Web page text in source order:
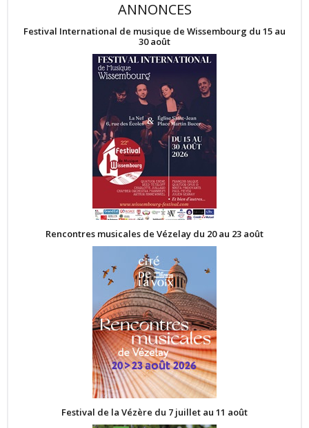
ANNONCES
Festival International de musique de Wissembourg du 15 au
30 août
Rencontres musicales de Vézelay du 20 au 23 août
Festival de la Vézère du 7 juillet au 11 août